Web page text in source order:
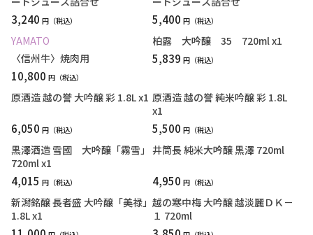
3,240 円 5,400 円
YAMATO
〈信州牛〉焼肉用
10,800 円
柏露 大吟醸 35 720ml x1
5,839 円
原酒造 越の誉 大吟醸 彩 1.8L x1
6,050 円
原酒造 越の誉 純米吟醸 彩 1.8L
x1
5,500 円
黒澤酒造 雪國 大吟醸「霧雪」
720ml x1
4,015 円
井筒長 純米大吟醸 黒澤 720ml
4,950 円
新潟銘醸 長者盛 大吟醸「美禄」
1.8L x1
越の寒中梅 大吟醸 越淡麗ＤＫ－
１ 720ml